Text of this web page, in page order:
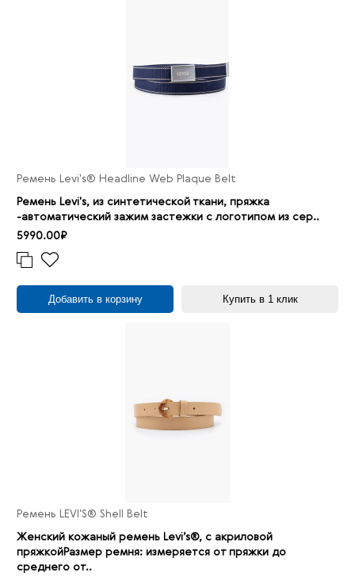
Ремень Levi's® Headline Web Plaque Belt
Ремень Levi's, из синтетической ткани, пряжка
-автоматический зажим застежки с логотипом из сер..
5990.00₽
Добавить в корзину Купить в 1 клик
Ремень LEVI'S® Shell Belt
Женский кожаный ремень Levi’s®, с акриловой
пряжкойРазмер ремня: измеряется от пряжки до
среднего от..